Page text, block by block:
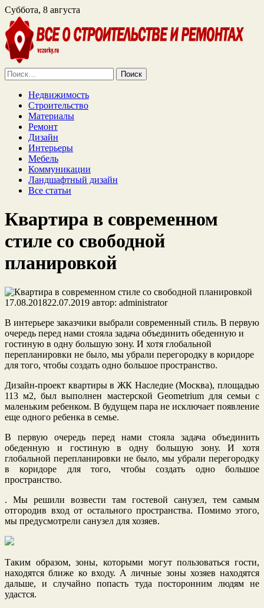
Суббота, 8 августа
Найти:
Недвижимость
Строительство
Материалы
Ремонт
Дизайн
Интерьеры
Мебель
Коммуникации
Ландшафтный дизайн
Все статьи
Квартира в современном
стиле со свободной
планировкой
17.08.201822.07.2019 автор: administrator
В интерьере заказчики выбрали современный стиль. В первую
очередь перед нами стояла задача объединить обеденную и
гостиную в одну большую зону. И хотя глобальной
перепланировки не было, мы убрали перегородку в коридоре
для того, чтобы создать одно большое пространство.
Дизайн-проект квартиры в ЖК Наследие (Москва), площадью
113 м2, был выполнен мастерской Geometrium для семьи с
маленьким ребенком. В будущем пара не исключает появление
еще одного ребенка в семье.
В первую очередь перед нами стояла задача объединить
обеденную и гостиную в одну большую зону. И хотя
глобальной перепланировки не было, мы убрали перегородку
в коридоре для того, чтобы создать одно большое
пространство.
. Мы решили возвести там гостевой санузел, тем самым
отгородив вход от остального пространства. Помимо этого,
мы предусмотрели санузел для хозяев.
Таким образом, зоны, которыми могут пользоваться гости,
находятся ближе ко входу. А личные зоны хозяев находятся
дальше, и случайно попасть туда посторонним людям не
удастся.